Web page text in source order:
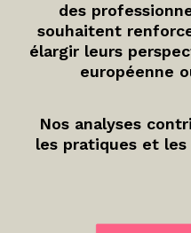
des
souhaitent
élargir leurs
européenne
Nos analyses
les pratiques et